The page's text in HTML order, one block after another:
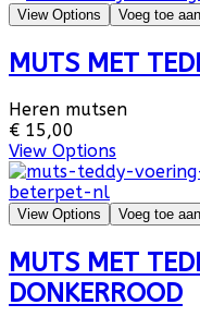
View Options Voeg toe
MUTS MET
Heren mutsen
€ 15,00
View Options
View Options Voeg toe
MUTS MET
DONKERROOD